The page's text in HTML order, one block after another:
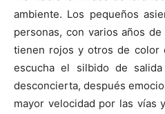
ambiente. Los pequeños
personas, con varios años
tienen rojos y otros de color
escucha el silbido de
desconcierta, después
mayor velocidad por las vías